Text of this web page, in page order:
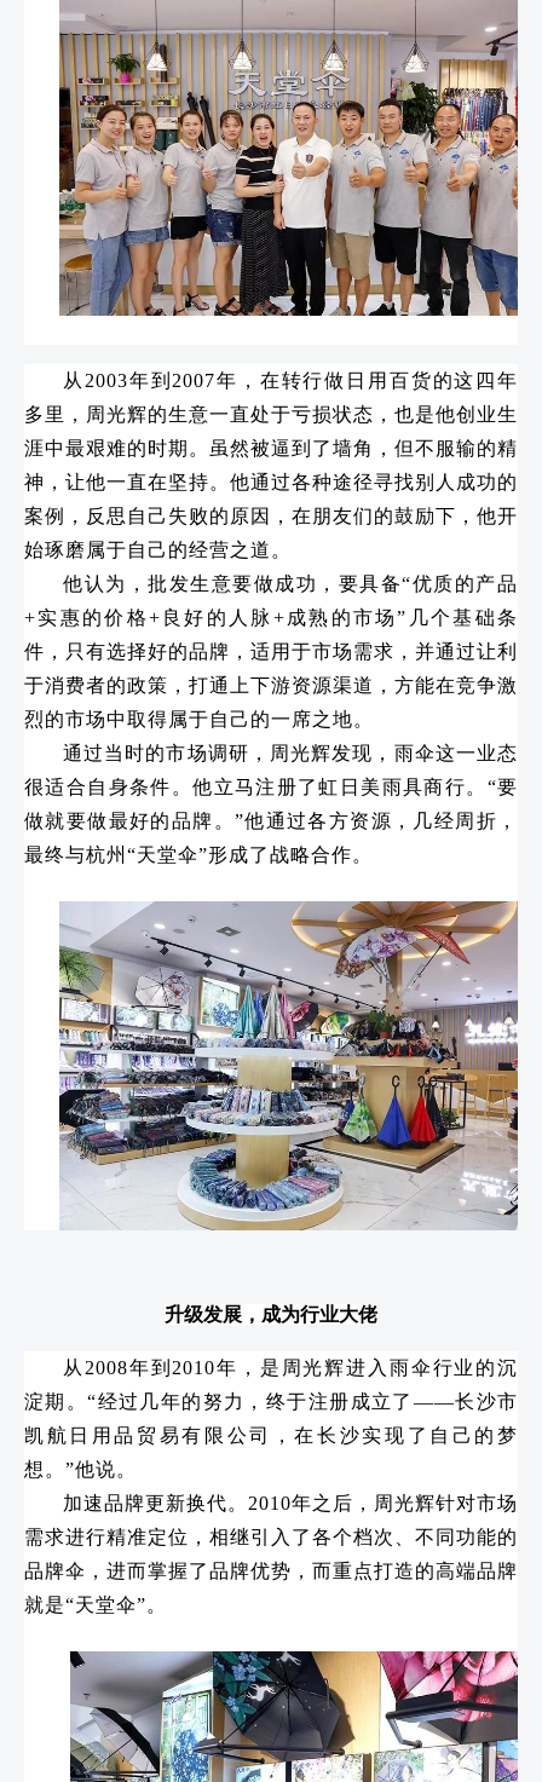
从2003年到2007年，在转行做日用百货的这四年
多里，周光辉的生意一直处于亏损状态，也是他创业生
涯中最艰难的时期。虽然被逼到了墙角，但不服输的精
神，让他一直在坚持。他通过各种途径寻找别人成功的
案例，反思自己失败的原因，在朋友们的鼓励下，他开
始琢磨属于自己的经营之道。
他认为，批发生意要做成功，要具备“优质的产品
+实惠的价格+良好的人脉+成熟的市场”几个基础条
件，只有选择好的品牌，适用于市场需求，并通过让利
于消费者的政策，打通上下游资源渠道，方能在竞争激
烈的市场中取得属于自己的一席之地。
通过当时的市场调研，周光辉发现，雨伞这一业态
很适合自身条件。他立马注册了虹日美雨具商行。“要
做就要做最好的品牌。”他通过各方资源，几经周折，
最终与杭州“天堂伞”形成了战略合作。
升级发展，成为行业大佬
从2008年到2010年，是周光辉进入雨伞行业的沉
淀期。“经过几年的努力，终于注册成立了——长沙市
凯航日用品贸易有限公司，在长沙实现了自己的梦
想。”他说。
加速品牌更新换代。2010年之后，周光辉针对市场
需求进行精准定位，相继引入了各个档次、不同功能的
品牌伞，进而掌握了品牌优势，而重点打造的高端品牌
就是“天堂伞”。